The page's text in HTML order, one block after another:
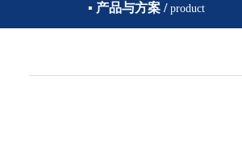
▪ 产品与方案 / product